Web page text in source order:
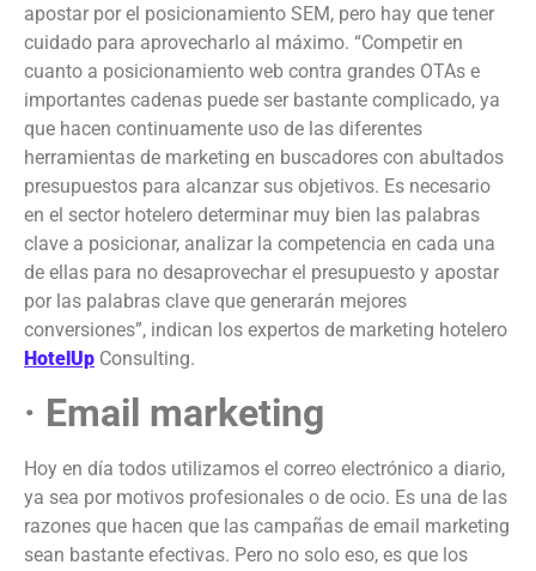
apostar por el posicionamiento SEM, pero hay que tener
cuidado para aprovecharlo al máximo. “Competir en
cuanto a posicionamiento web contra grandes OTAs e
importantes cadenas puede ser bastante complicado, ya
que hacen continuamente uso de las diferentes
herramientas de marketing en buscadores con abultados
presupuestos para alcanzar sus objetivos. Es necesario
en el sector hotelero determinar muy bien las palabras
clave a posicionar, analizar la competencia en cada una
de ellas para no desaprovechar el presupuesto y apostar
por las palabras clave que generarán mejores
conversiones”, indican los expertos de marketing hotelero
HotelUp Consulting.
· Email marketing
Hoy en día todos utilizamos el correo electrónico a diario,
ya sea por motivos profesionales o de ocio. Es una de las
razones que hacen que las campañas de email marketing
sean bastante efectivas. Pero no solo eso, es que los